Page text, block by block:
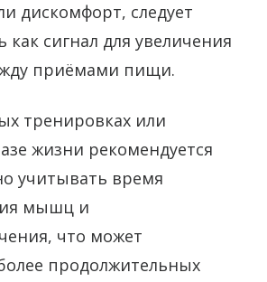
дискомфорт, следует
сигнал для увеличения
приёмами пищи.
тренировках или
жизни рекомендуется
учитывать время
мышц и
что может
продолжительных